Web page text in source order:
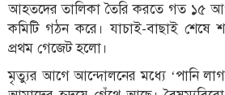
আহতদের তালিকা তৈরি করতে গত ১৫
কমিটি গঠন করে। যাচাই-বাছাই শেষে
প্রথম গেজেট হলো।
মৃত্যুর আগে আন্দোলনের মধ্যে ‘পানি